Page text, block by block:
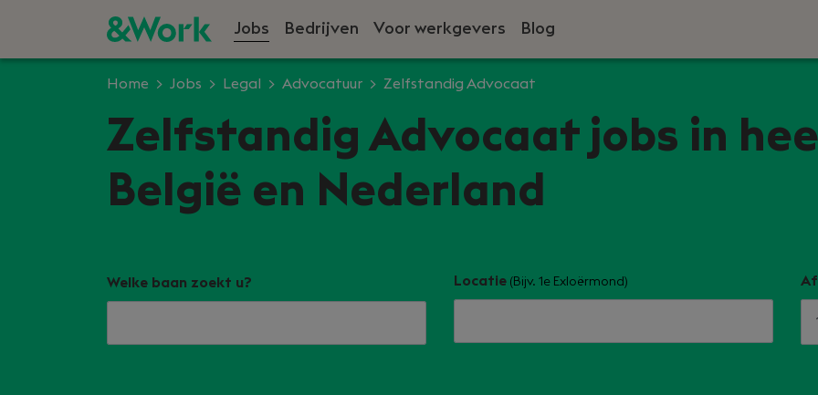
Jobs Bedrijven Voor werkgevers Blog
Home Jobs Legal Advocatuur Zelfstandig Advocaat
Zelfstandig Advocaat jobs in heel
België en Nederland
Welke baan zoekt u? Locatie (Bijv. 1e Exloërmond)